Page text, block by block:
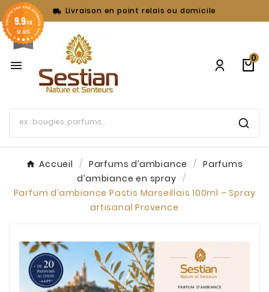
 Livraison en point relais ou domicile

0
Accueil Parfums d’ambiance
Parfums
d’ambiance en spray
Parfum d’ambiance Pastis Marseillais 100ml – Spray
artisanal Provence
9.9/10
62 AVIS